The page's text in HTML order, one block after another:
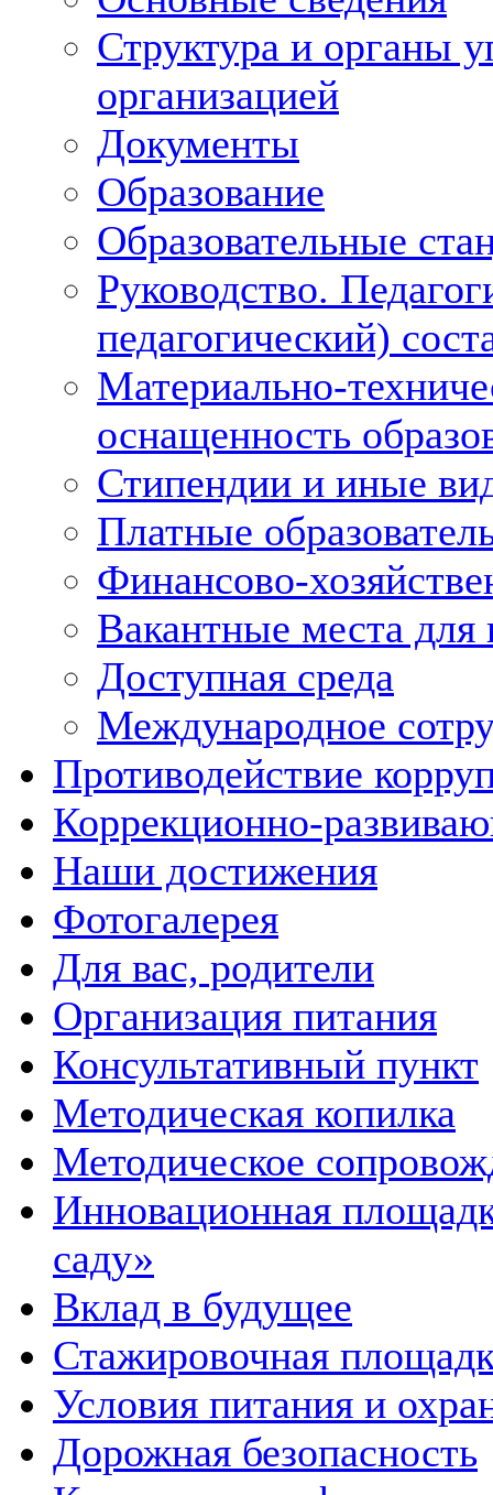
Структура и органы
организацией
Документы
Образование
Образовательные
Руководство.
педагогический)
Материально-
оснащенность
Стипендии и иные
Платные
Финансово-
Вакантные места для
Доступная среда
Международное
Противодействие
Коррекционно-
Наши достижения
Фотогалерея
Для вас, родители
Организация питания
Консультативный пункт
Методическая копилка
Методическое
Инновационная
саду»
Вклад в будущее
Стажировочная
Условия питания и
Дорожная безопасность